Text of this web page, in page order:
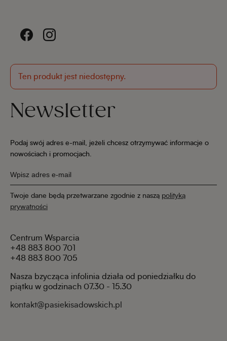
Ten produkt jest niedostępny.
Newsletter
Podaj swój adres e-mail, jeżeli chcesz otrzymywać informacje o
nowościach i promocjach.
Twoje dane będą przetwarzane zgodnie z naszą polityką
prywatności
Centrum Wsparcia
+48 883 800 701
+48 883 800 705
Nasza bzycząca infolinia działa od poniedziałku do
piątku w godzinach 07.30 - 15.30
kontakt@pasiekisadowskich.pl